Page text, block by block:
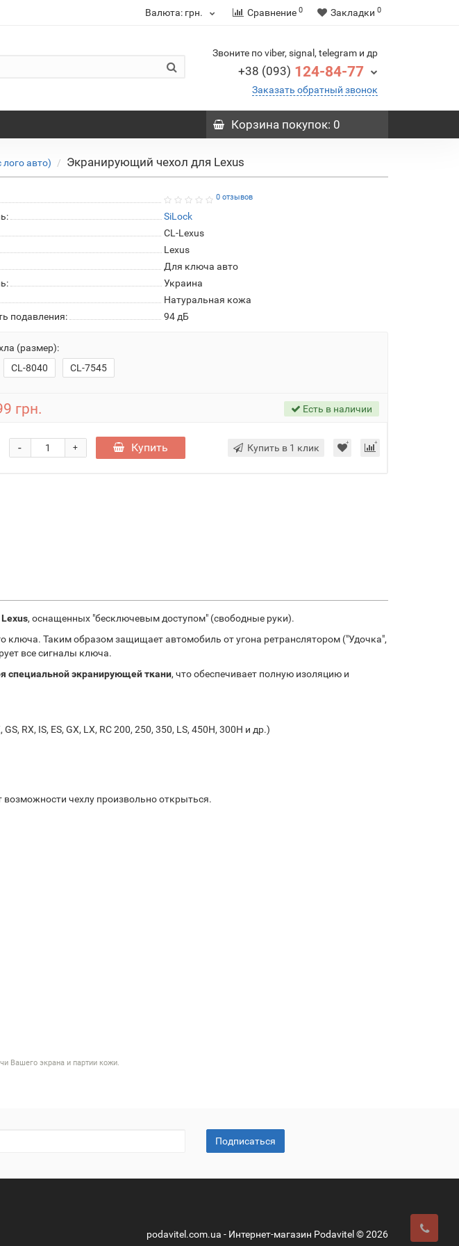
Валюта: грн. Сравнение 0 Закладки 0
Звоните по viber, signal, telegram и др
+38 (093) 124-84-77
Заказать обратный звонок
Корзинапокупок: 0
авто) Экранирующий чехол для Lexus
0 отзывов
SiLock
CL-Lexus
Lexus
Для ключа авто
Украина
Натуральная кожа
подавления:
94 дБ
(размер):
CL-8040 CL-7545
грн. Есть в наличии
+
- Купить Купить в 1 клик
Lexus, оснащенных "бесключевым доступом" (свободные руки).
ключа. Таким образом защищает автомобиль от угона ретранслятором ("Удочка",
все сигналы ключа.
специальной экранирующей ткани, что обеспечивает полную изоляцию и
RX, IS, ES, GX, LX, RC 200, 250, 350, LS, 450H, 300H и др.)
чехлу произвольно открыться.
Вашего экрана и партии кожи.
Подписаться
podavitel.com.ua - Интернет-магазин Podavitel © 2026